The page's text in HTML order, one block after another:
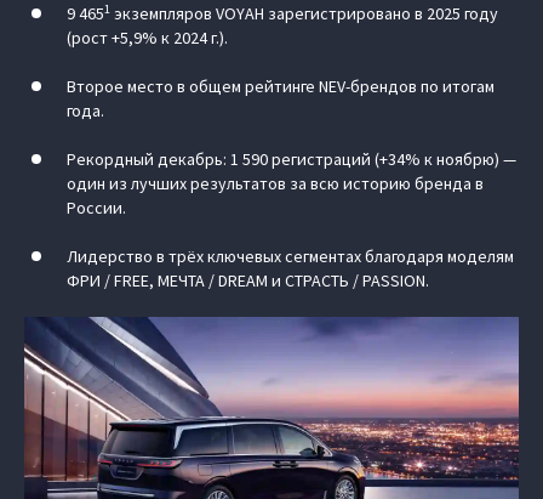
9 4651 экземпляров VOYAH зарегистрировано в 2025 году
(рост +5,9% к 2024 г.).
Второе место в общем рейтинге NEV-брендов по итогам
года.
Рекордный декабрь: 1 590 регистраций (+34% к ноябрю) —
один из лучших результатов за всю историю бренда в
России.
Лидерство в трёх ключевых сегментах благодаря моделям
ФРИ / FREE, МЕЧТА / DREAM и СТРАСТЬ / PASSION.